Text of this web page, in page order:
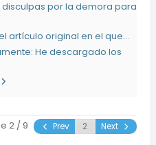
por la demora para
artículo original en el que...
He descargado los
2 / 9 Prev Next